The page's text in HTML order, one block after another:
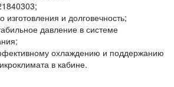
изготовления и долговечность;
давление в системе
охлаждению и поддержанию
в кабине.